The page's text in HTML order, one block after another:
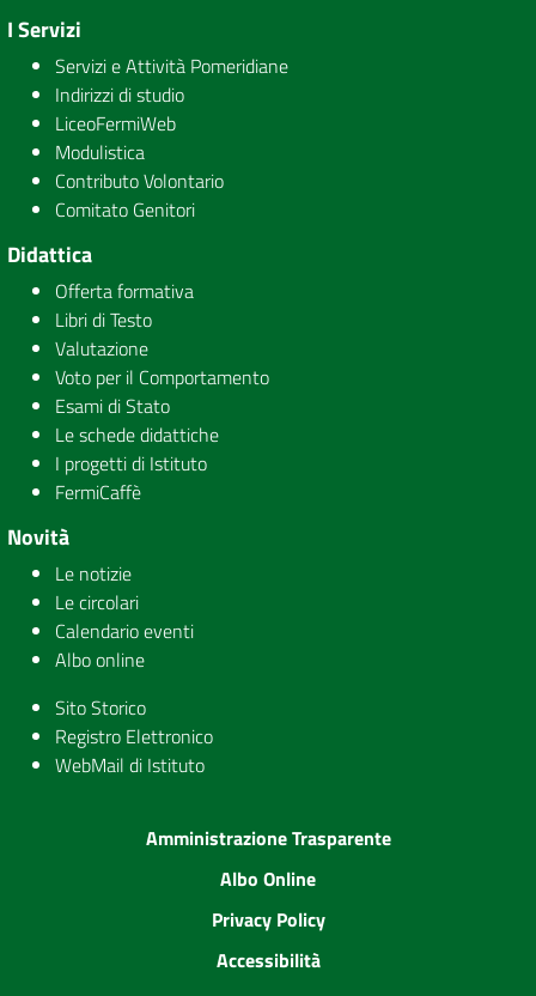
I Servizi
Servizi e Attività Pomeridiane
Indirizzi di studio
LiceoFermiWeb
Modulistica
Contributo Volontario
Comitato Genitori
Didattica
Offerta formativa
Libri di Testo
Valutazione
Voto per il Comportamento
Esami di Stato
Le schede didattiche
I progetti di Istituto
FermiCaffè
Novità
Le notizie
Le circolari
Calendario eventi
Albo online
Sito Storico
Registro Elettronico
WebMail di Istituto
Amministrazione Trasparente
Albo Online
Privacy Policy
Accessibilità